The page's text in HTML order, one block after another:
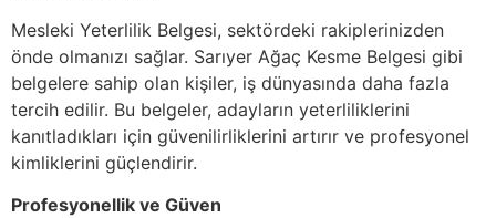
Mesleki Yeterlilik Belgesi, sektördeki rakiplerinizden
önde olmanızı sağlar. Sarıyer Ağaç Kesme Belgesi gibi
belgelere sahip olan kişiler, iş dünyasında daha fazla
tercih edilir. Bu belgeler, adayların yeterliliklerini
kanıtladıkları için güvenilirliklerini artırır ve profesyonel
kimliklerini güçlendirir.
Profesyonellik ve Güven